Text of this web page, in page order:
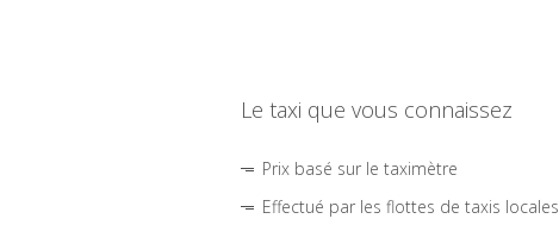
Le taxi que vous connaissez
Prix basé sur le taximètre
Effectué par les flottes de taxis locales